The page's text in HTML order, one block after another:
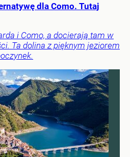
dla Como. Tutaj
i Como, a docierają tam w
Ta dolina z pięknym jeziorem